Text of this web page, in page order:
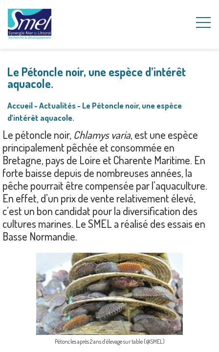
Le Pétoncle noir, une espèce d’intérêt
aquacole.
Accueil~Actualités~Le Pétoncle noir, une espèce
d’intérêt aquacole.
Le pétoncle noir, Chlamys varia, est une espèce
principalement pêchée et consommée en
Bretagne, pays de Loire et Charente Maritime. En
forte baisse depuis de nombreuses années, la
pêche pourrait être compensée par l’aquaculture.
En effet, d’un prix de vente relativement élevé,
c’est un bon candidat pour la diversification des
cultures marines. Le SMEL a réalisé des essais en
Basse Normandie.
Pétoncles après 2 ans d’élevage sur table (@SMEL)